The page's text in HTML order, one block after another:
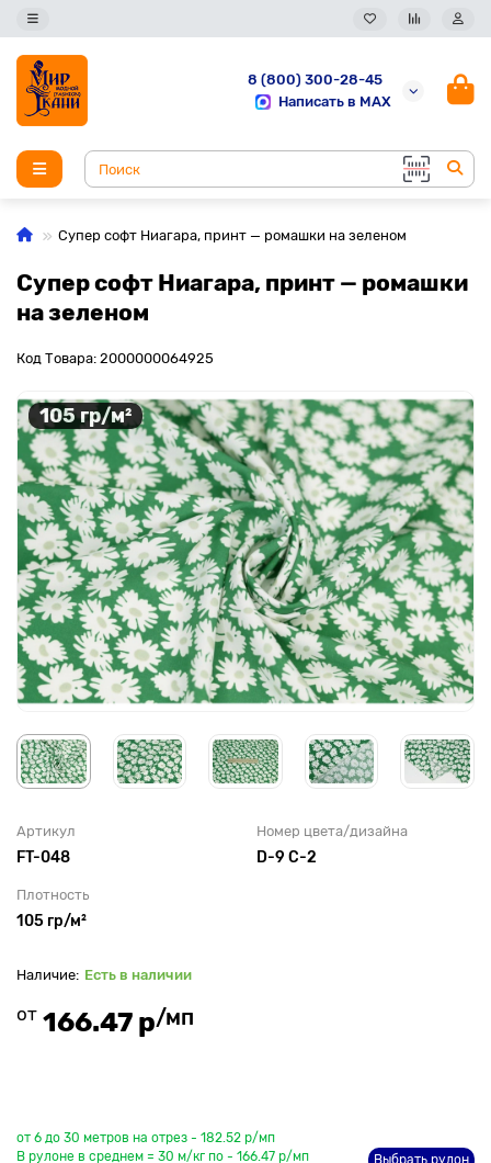
8 (800) 300-28-45
Написать в MAX
Супер софт Ниагара, принт — ромашки на зеленом
Супер софт Ниагара, принт — ромашки
на зеленом
Код Товара: 2000000064925
105 гр/м²
Артикул
FT-048
Номер цвета/дизайна
D-9 C-2
Плотность
105 гр/м²
Есть в наличии
от 166.47 р/мп
от 6 до 30 метров на отрез - 182.52 р/мп
В рулоне в среднем = 30 м/кг по - 166.47 р/мп
Выбрать рулон